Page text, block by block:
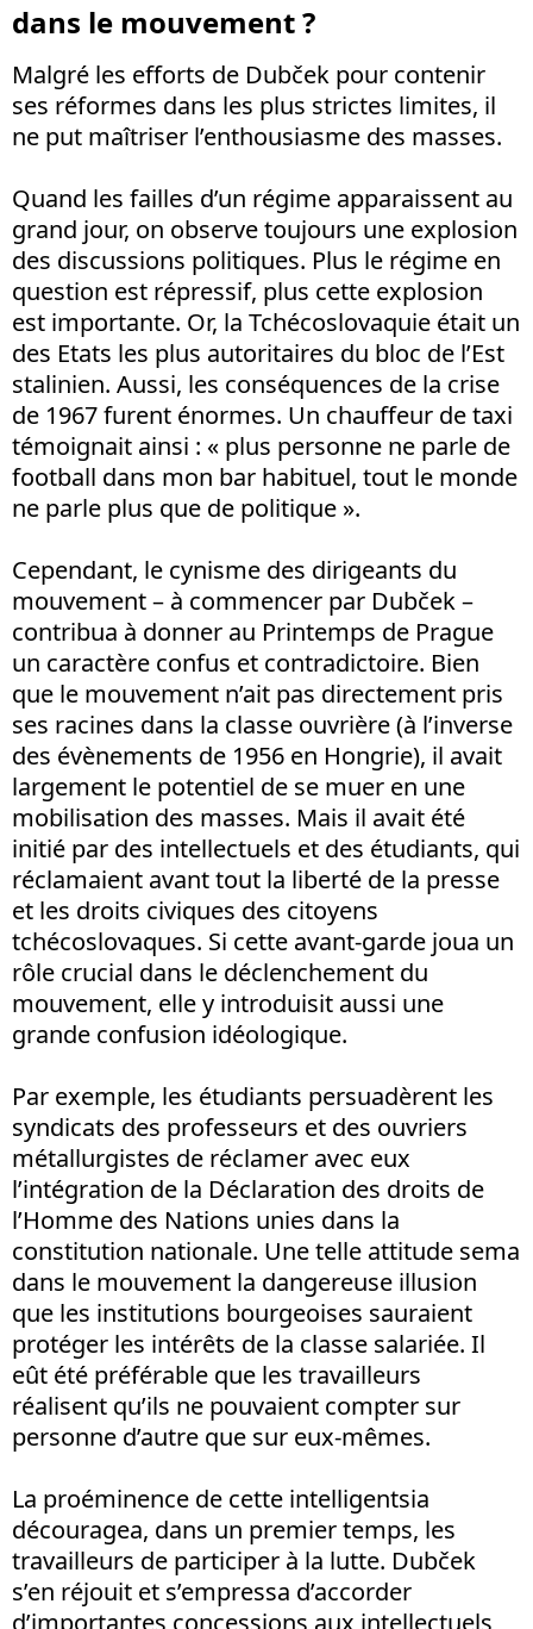
dans le mouvement ?
Malgré les efforts de Dubček pour contenir
ses réformes dans les plus strictes limites, il
ne put maîtriser l’enthousiasme des masses.
Quand les failles d’un régime apparaissent au
grand jour, on observe toujours une explosion
des discussions politiques. Plus le régime en
question est répressif, plus cette explosion
est importante. Or, la Tchécoslovaquie était un
des Etats les plus autoritaires du bloc de l’Est
stalinien. Aussi, les conséquences de la crise
de 1967 furent énormes. Un chauffeur de taxi
témoignait ainsi : « plus personne ne parle de
football dans mon bar habituel, tout le monde
ne parle plus que de politique ».
Cependant, le cynisme des dirigeants du
mouvement – à commencer par Dubček –
contribua à donner au Printemps de Prague
un caractère confus et contradictoire. Bien
que le mouvement n’ait pas directement pris
ses racines dans la classe ouvrière (à l’inverse
des évènements de 1956 en Hongrie), il avait
largement le potentiel de se muer en une
mobilisation des masses. Mais il avait été
initié par des intellectuels et des étudiants, qui
réclamaient avant tout la liberté de la presse
et les droits civiques des citoyens
tchécoslovaques. Si cette avant-garde joua un
rôle crucial dans le déclenchement du
mouvement, elle y introduisit aussi une
grande confusion idéologique.
Par exemple, les étudiants persuadèrent les
syndicats des professeurs et des ouvriers
métallurgistes de réclamer avec eux
l’intégration de la Déclaration des droits de
l’Homme des Nations unies dans la
constitution nationale. Une telle attitude sema
dans le mouvement la dangereuse illusion
que les institutions bourgeoises sauraient
protéger les intérêts de la classe salariée. Il
eût été préférable que les travailleurs
réalisent qu’ils ne pouvaient compter sur
personne d’autre que sur eux-mêmes.
La proéminence de cette intelligentsia
découragea, dans un premier temps, les
travailleurs de participer à la lutte. Dubček
s’en réjouit et s’empressa d’accorder
d’importantes concessions aux intellectuels